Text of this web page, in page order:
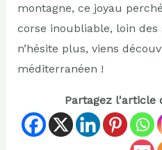
montagne, ce joyau
corse inoubliable, loin
n’hésite plus, viens
méditerranéen !
Partagez l'article